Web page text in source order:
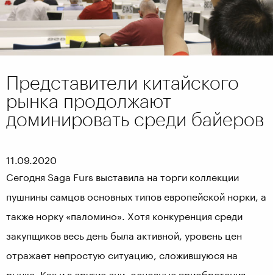
Представители китайского
рынка продолжают
доминировать среди байеров
11.09.2020
Сегодня Saga Furs выставила на торги коллекции
пушнины самцов основных типов европейской норки, а
также норку «паломино». Хотя конкуренция среди
закупщиков весь день была активной, уровень цен
отражает непростую ситуацию, сложившуюся на